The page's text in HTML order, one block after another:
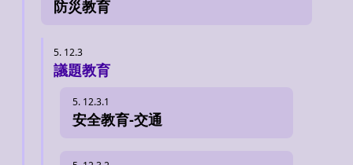
防災教育
議題教育
安全教育-交通